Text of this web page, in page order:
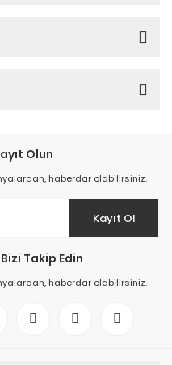
Olun
haberdar olabilirsiniz.
Kayıt Ol
Takip Edin
haberdar olabilirsiniz.